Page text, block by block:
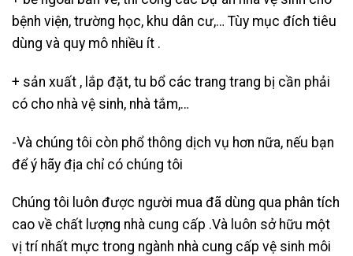
bệnh viện, trường học, khu dân cư,… Tùy mục đích tiêu
dùng và quy mô nhiều ít .
+ sản xuất , lắp đặt, tu bổ các trang trang bị cần phải
có cho nhà vệ sinh, nhà tắm,…
-Và chúng tôi còn phổ thông dịch vụ hơn nữa, nếu bạn
để ý hãy địa chỉ có chúng tôi
Chúng tôi luôn được người mua đã dùng qua phân tích
cao về chất lượng nhà cung cấp .Và luôn sở hữu một
vị trí nhất mực trong ngành nhà cung cấp vệ sinh môi